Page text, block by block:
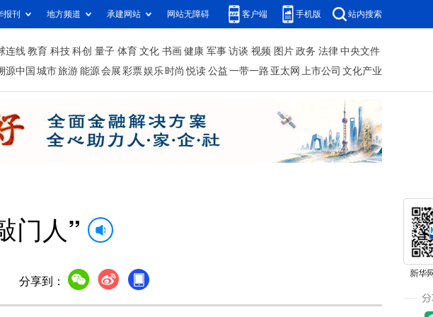
报刊 地方频道 承建网站 网站无障碍 客户端 手机版 站内搜索
连线 教育 科技 科创 量子 体育 文化 书画 健康 军事 访谈 视频 图片 政务 法律 中央文件
源中国 城市旅游 能源 会展 彩票娱乐 时尚 悦读 公益 一带一路 亚太网 上市公司 文化产业
门人”
分享到：